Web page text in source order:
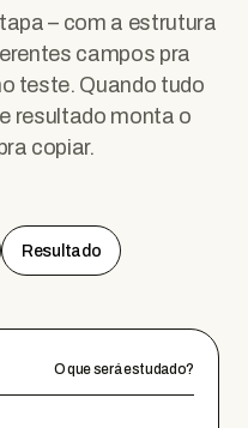
– com a estrutura
campos pra
teste. Quando tudo
resultado monta o
copiar.
Resultado
O que será estudado?